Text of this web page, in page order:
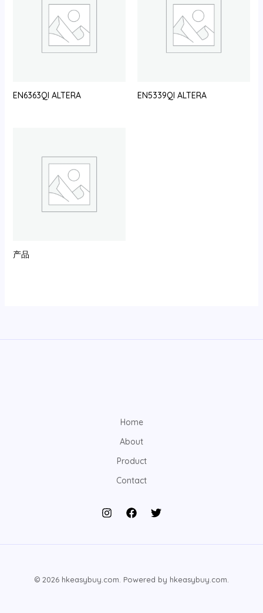
EN6363QI ALTERA EN5339QI ALTERA
产品
Home
About
Product
Contact
© 2026 hkeasybuy.com. Powered by hkeasybuy.com.